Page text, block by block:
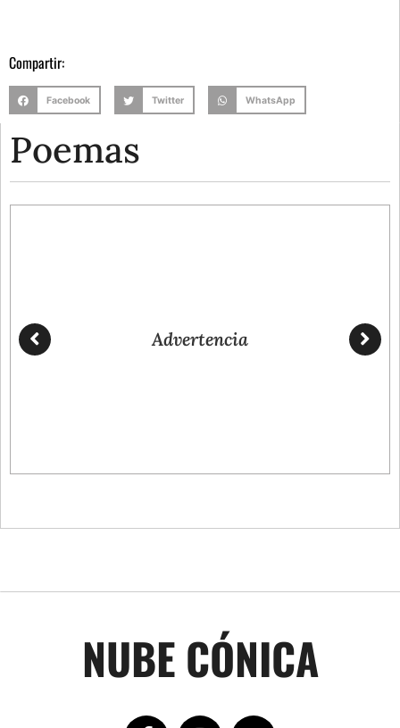
Compartir:
Facebook Twitter WhatsApp
Poemas
Advertencia
NUBE CÓNICA